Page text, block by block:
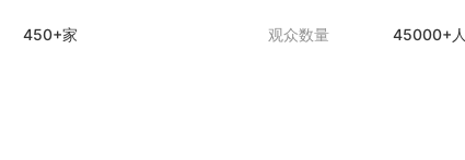
450+家 观众数量
45000+人